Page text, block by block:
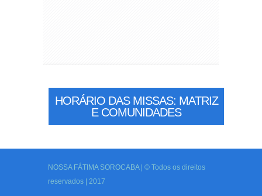
HORÁRIO DAS MISSAS: MATRIZ
E COMUNIDADES
NOSSA FÁTIMA SOROCABA | © Todos os direitos
reservados | 2017